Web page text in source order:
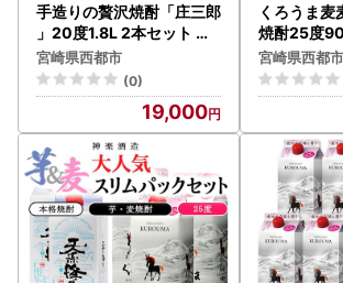
手造りの贅沢焼酎「庄三郎
」20度1.8L 2本セット 本
格芋焼酎（宮崎限定）＜4
5-14a＞
宮崎県西都市
(0)
19,000
くろうま麦
焼酎25度
＜26-14a＞
宮崎県西都市